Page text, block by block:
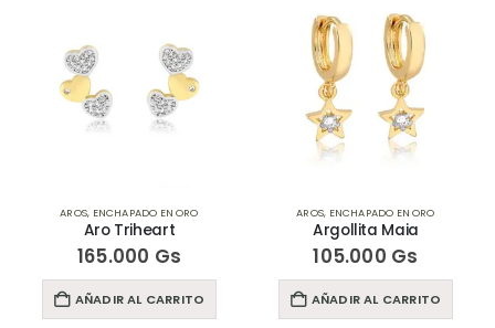
AROS, ENCHAPADO EN ORO
Aro Triheart
165.000 Gs
AÑADIR AL CARRITO
AROS, ENCHAPADO EN ORO
Argollita Maia
105.000 Gs
AÑADIR AL CARRITO